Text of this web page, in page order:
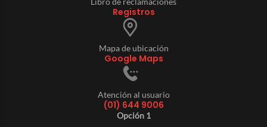
Registros
Mapa de ubicación
Google Maps
Atención al usuario
(01) 644 9006
Opción 1